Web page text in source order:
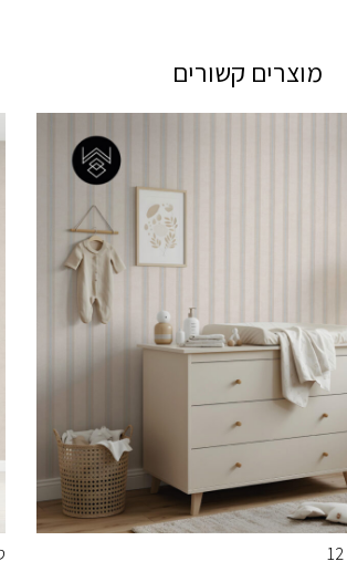
מוצרים קשורים